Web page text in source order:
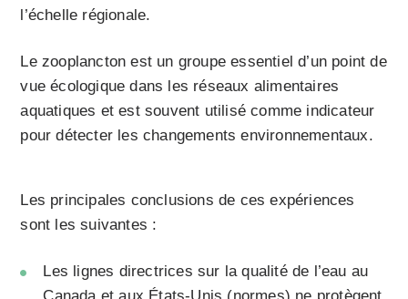
l’échelle régionale.
Le zooplancton est un groupe essentiel d’un point de
vue écologique dans les réseaux alimentaires
aquatiques et est souvent utilisé comme indicateur
pour détecter les changements environnementaux.
Les principales conclusions de ces expériences
sont les suivantes :
Les lignes directrices sur la qualité de l’eau au